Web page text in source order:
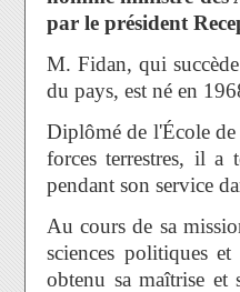
par le président
M. Fidan, qui
du pays, est né en
Diplômé de l'École de
forces terrestres, il a
pendant son service
Au cours de sa
sciences politiques
obtenu sa maîtrise et